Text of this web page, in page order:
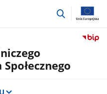
przejdź